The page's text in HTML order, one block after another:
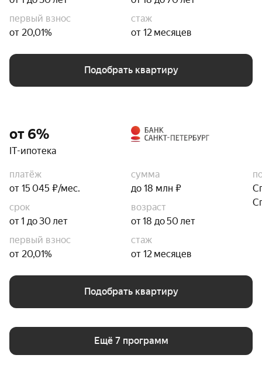
первый взнос
от 20,01%
стаж
от 12 месяцев
Подобрать квартиру
от 6%
IT-ипотека
платёж
от 15 045 ₽/мес.
сумма
до 18 млн ₽
срок
от 1 до 30 лет
возраст
от 18 до 50 лет
первый взнос
от 20,01%
стаж
от 12 месяцев
Подобрать квартиру
Ещё 7 программ